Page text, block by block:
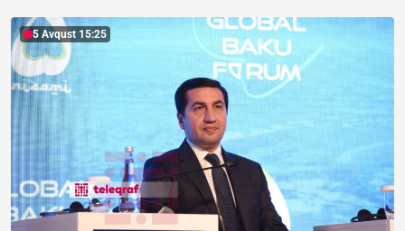
5 Avqust 15:25